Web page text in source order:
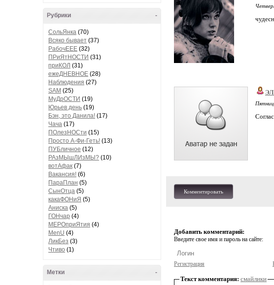
-
Рубрики
СольЯнка (70)
Всяко бывает (37)
РабочЕЕЕ (32)
ПРиЯтНОСТИ (31)
приКОЛ (31)
ежеДНЕВНОЕ (28)
Наблюдения (27)
SAM (25)
МуДрОСТИ (19)
Юрьев день (19)
Бэн, это Данила! (17)
Чача (17)
ПОлезНОСти (15)
Просто А-Фи-Геть! (13)
ПУБличное (12)
РАзМЫшЛИзМЫ? (10)
вотАфак (7)
Вакансия! (6)
ПараПлан (5)
СынОтца (5)
какаФОНиЯ (5)
Аниска (5)
ГОНчар (4)
МЕРОприЯтия (4)
MenU (4)
ЛикБез (3)
Чтиво (1)
-
Метки
Комментировать
Добавить комментарий:
Введите свое имя и пароль на сайте:
Регистрация
Текст комментария: смайлики